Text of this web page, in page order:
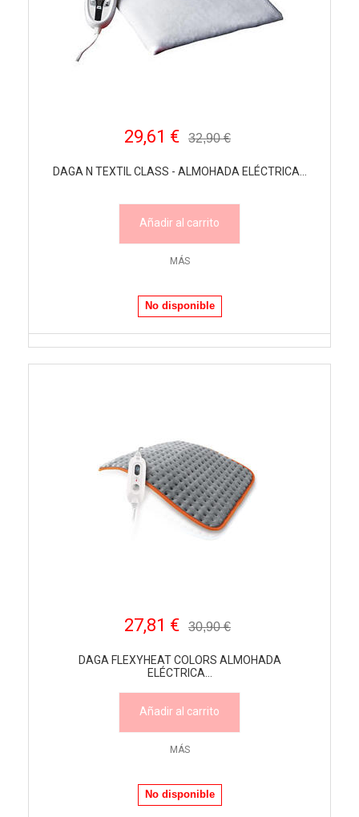
29,61 € 32,90 €
DAGA N TEXTIL CLASS - ALMOHADA ELÉCTRICA...
Añadir al carrito
MÁS
No disponible
27,81 € 30,90 €
DAGA FLEXYHEAT COLORS ALMOHADA
ELÉCTRICA...
Añadir al carrito
MÁS
No disponible